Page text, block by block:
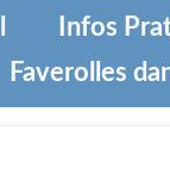
Infos
Faverolles